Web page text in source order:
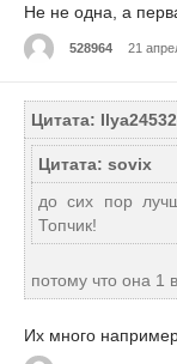
Не не одна, а
528964 21
Цитата:
Цитата: sovix
до сих пор
Топчик!
потому что она 1
Их много